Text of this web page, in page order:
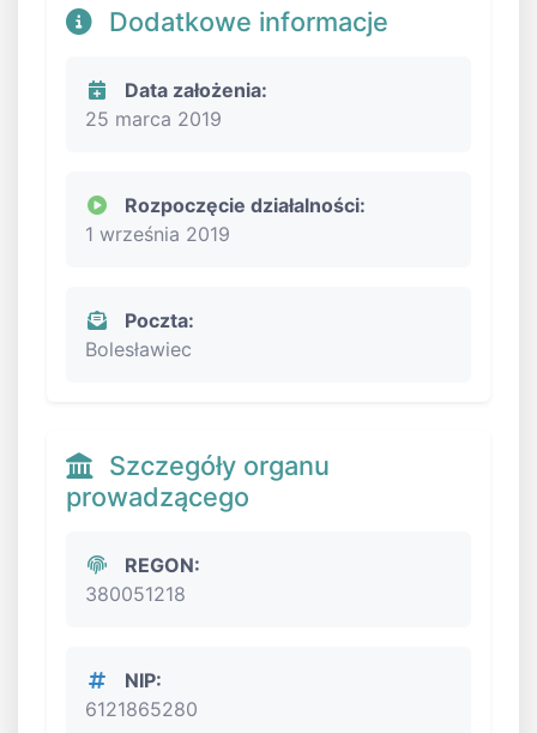
Dodatkowe informacje
Data założenia:
25 marca 2019
Rozpoczęcie działalności:
1 września 2019
Poczta:
Bolesławiec
Szczegóły organu
prowadzącego
REGON:
380051218
NIP:
6121865280